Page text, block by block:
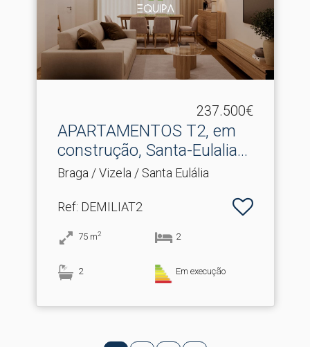
237.500€
APARTAMENTOS T2, em
construção, Santa-Eulalia.​..
Braga / Vizela / Santa Eulália
Ref: DEMILIAT2
75 m2 2
2 Em execução